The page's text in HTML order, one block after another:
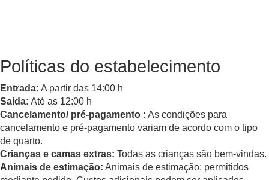
Políticas do estabelecimento
Entrada: A partir das 14:00 h
Saída: Até as 12:00 h
Cancelamento/ pré-pagamento : As condições para
cancelamento e pré-pagamento variam de acordo com o tipo
de quarto.
Crianças e camas extras: Todas as crianças são bem-vindas.
Animais de estimação: Animais de estimação: permitidos